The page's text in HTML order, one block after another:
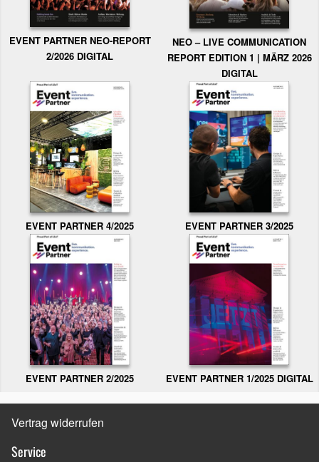
EVENT PARTNER NEO-REPORT
2/2026 DIGITAL
NEO – LIVE COMMUNICATION
REPORT EDITION 1 | MÄRZ 2026
DIGITAL
EVENT PARTNER 4/2025 EVENT PARTNER 3/2025
EVENT PARTNER 2/2025 EVENT PARTNER 1/2025 DIGITAL
Vertrag widerrufen
Service